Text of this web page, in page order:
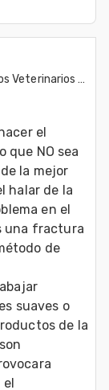
Asociacion Mexicana de Medicos Veterinarios Dentistas de Equinos, A.C. (AMMVDE)
el
que NO sea
la mejor
halar de la
en el
una fractura
de
suaves o
de la
el